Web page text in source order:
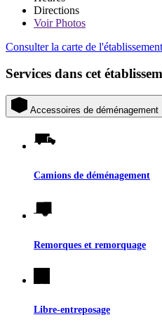
Directions
VoirPhotos
Consulter la carte de l'établissement
Services dans cet
Accessoires de déménagement
Camions de déménagement
Remorques et remorquage
Libre-entreposage